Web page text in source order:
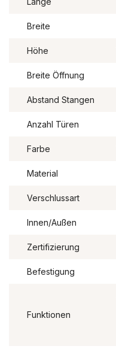
Breite
Höhe
Breite Öffnung
Abstand Stangen
Anzahl Türen
Farbe
Material
Verschlussart
Innen/Außen
Zertifizierung
Befestigung
Funktionen